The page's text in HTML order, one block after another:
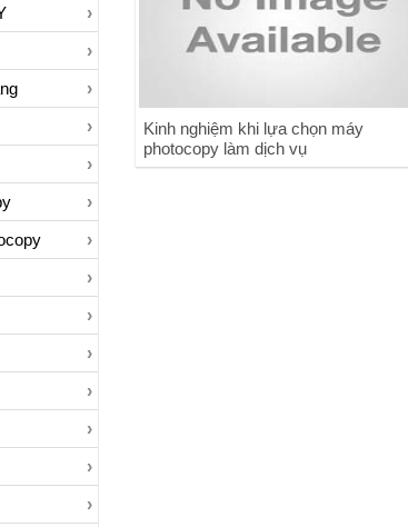
Kinh nghiệm khi lựa chọn máy
photocopy làm dịch vụ